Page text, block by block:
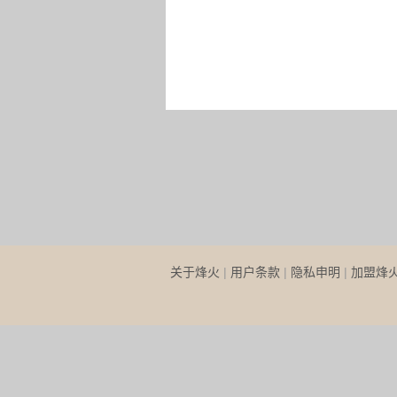
关于烽火 | 用户条款 | 隐私申明 | 加盟烽